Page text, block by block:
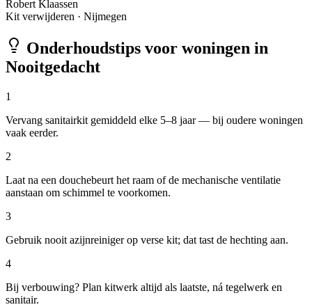
Robert Klaassen
Kit verwijderen · Nijmegen
Onderhoudstips voor woningen in
Nooitgedacht
1
Vervang sanitairkit gemiddeld elke 5–8 jaar — bij oudere woningen
vaak eerder.
2
Laat na een douchebeurt het raam of de mechanische ventilatie
aanstaan om schimmel te voorkomen.
3
Gebruik nooit azijnreiniger op verse kit; dat tast de hechting aan.
4
Bij verbouwing? Plan kitwerk altijd als laatste, ná tegelwerk en
sanitair.